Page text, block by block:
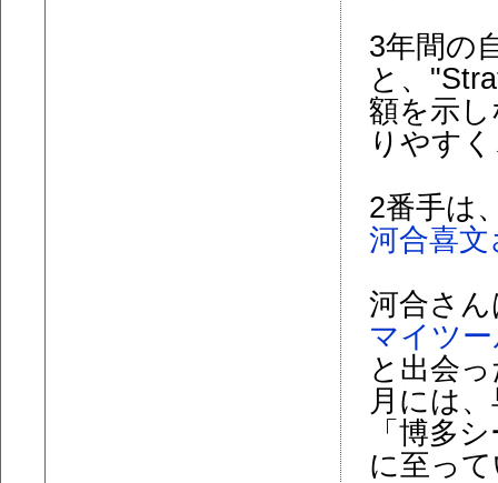
3年間の
と、
額を示
りやす
2番手は
河合喜文
河合さ
マイツ
と出会
月には
「博多
に至っ